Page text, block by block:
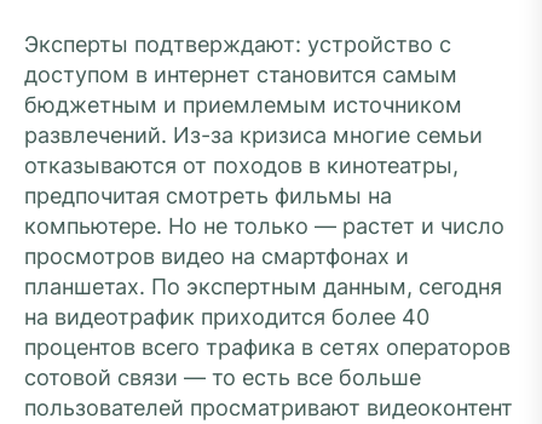
Эксперты подтверждают: устройство с
доступом в интернет становится самым
бюджетным и приемлемым источником
развлечений. Из-за кризиса многие семьи
отказываются от походов в кинотеатры,
предпочитая смотреть фильмы на
компьютере. Но не только — растет и число
просмотров видео на смартфонах и
планшетах. По экспертным данным, сегодня
на видеотрафик приходится более 40
процентов всего трафика в сетях операторов
сотовой связи — то есть все больше
пользователей просматривают видеоконтент